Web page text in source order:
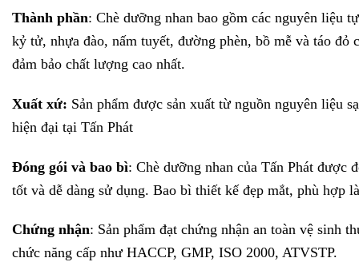
Thành phần: Chè dưỡng nhan bao gồm các nguyên liệu
kỷ tử, nhựa đào, nấm tuyết, đường phèn, bồ mễ và táo
đảm bảo chất lượng cao nhất.
Xuất xứ: Sản phẩm được sản xuất từ nguồn nguyên liệu
hiện đại tại Tấn Phát
Đóng gói và bao bì: Chè dưỡng nhan của Tấn Phát được
tốt và dễ dàng sử dụng. Bao bì thiết kế đẹp mắt, phù hợp
Chứng nhận: Sản phẩm đạt chứng nhận an toàn vệ sinh
chức năng cấp như HACCP, GMP, ISO 2000, ATVSTP.